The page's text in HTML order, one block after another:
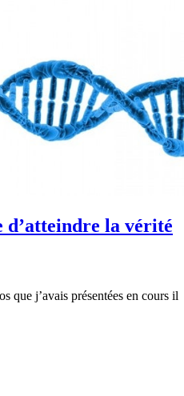
la vérité
que j’avais présentées en cours il